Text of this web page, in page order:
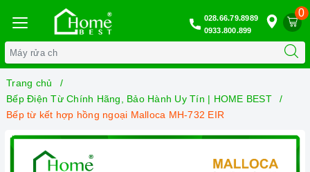
0
028.66.79.8989
0933.800.899
Trang chủ
Bếp Điện Từ Chính Hãng, Bảo Hành Uy Tín | HOME BEST
Bếp từ kết hợp hồng ngoại Malloca MH-732 EIR